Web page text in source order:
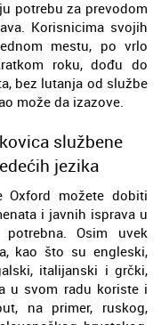
potrebu za prevodom
Korisnicima svojih
mestu, po vrlo
roku, dođu do
bez lutanja od službe
može da izazove.
službene
jezika
Oxford možete dobiti
i javnih isprava u
Osim uvek
kao što su engleski,
italijanski i grčki,
u svom radu koriste i
na primer, ruskog,